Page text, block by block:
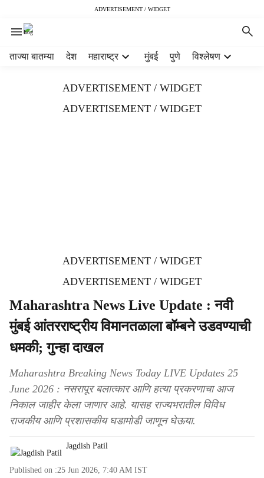
ADVERTISEMENT / WIDGET
ताज्या बातम्या देश महाराष्ट्र मुंबई पुणे विश्लेषण
ADVERTISEMENT / WIDGET
ADVERTISEMENT / WIDGET
ADVERTISEMENT / WIDGET
ADVERTISEMENT / WIDGET
Maharashtra News Live Update : नवी
मुंबई आंतरराष्ट्रीय विमानतळाला बॉम्बने उडवण्याची
धमकी; गुन्हा दाखल
Maharashtra Breaking News Today LIVE Updates 25
June 2026 : नसरापूर बलात्कार आणि हत्या प्रकरणाचा आज
निकाल जाहीर केला जाणार आहे. यासह राज्यभरातील विविध
राजकीय आणि प्रशासकीय घडामोडी जाणून घेऊया.
Jagdish Patil
Published on :25 Jun 2026, 7:40 AM IST